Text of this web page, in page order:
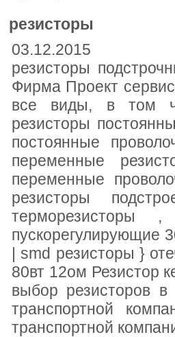
резисторы
03.12.2015
резисторы
Фирма Проект
все виды, в том
резисторы
постоянные
переменные
переменные
резисторы
пускорегулирующие
| smd резисторы }
80вт 12ом Резистор
выбор резисторов
транспортной
транспортной